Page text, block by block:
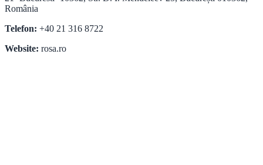
România
Telefon: +40 21 316 8722
Website: rosa.ro